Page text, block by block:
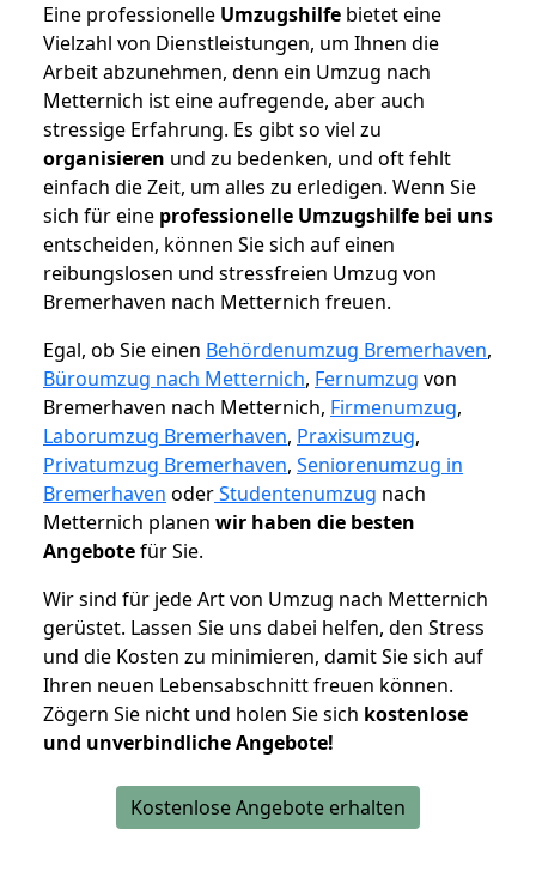
Eine professionelle Umzugshilfe bietet eine
Vielzahl von Dienstleistungen, um Ihnen die
Arbeit abzunehmen, denn ein Umzug nach
Metternich ist eine aufregende, aber auch
stressige Erfahrung. Es gibt so viel zu
organisieren und zu bedenken, und oft fehlt
einfach die Zeit, um alles zu erledigen. Wenn Sie
sich für eine professionelle Umzugshilfe bei uns
entscheiden, können Sie sich auf einen
reibungslosen und stressfreien Umzug von
Bremerhaven nach Metternich freuen.
Egal, ob Sie einen Behördenumzug Bremerhaven,
Büroumzug nach Metternich, Fernumzug von
Bremerhaven nach Metternich, Firmenumzug,
Laborumzug Bremerhaven, Praxisumzug,
Privatumzug Bremerhaven, Seniorenumzug in
Bremerhaven oderStudentenumzug nach
Metternich planen wir haben die besten
Angebotefür Sie.
Wir sind für jede Art von Umzug nach Metternich
gerüstet. Lassen Sie uns dabei helfen, den Stress
und die Kosten zu minimieren, damit Sie sich auf
Ihren neuen Lebensabschnitt freuen können.
Zögern Sie nicht und holen Sie sich kostenlose
und unverbindliche Angebote!
Kostenlose Angebote erhalten